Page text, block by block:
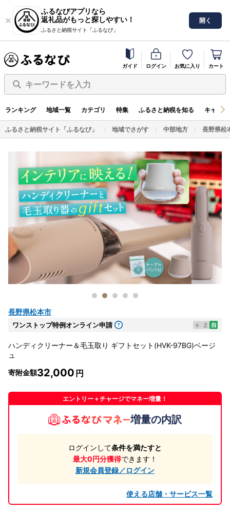
ふるなびアプリなら
返礼品がもっと探しやすい！
ふるさと納税サイト「ふるなび」
開く
ガイド ログイン お気に入り カート
キーワードを入力
ランキング 地域一覧 カテゴリ 特集 ふるさと納税を知る キャン
ふるさと納税サイト「ふるなび」 地域でさがす 中部地方 長野県松
長野県松本市
ワンストップ特例オンライン申請 e ま 自
ハンディクリーナー＆毛玉取り ギフトセット(HVK-97BG)ベージ
ュ
寄附金額32,000
エントリー＋チャージでマネー増量！
増量の内訳
ログインして条件を満たすと
最大0円分獲得できます！
新規会員登録／ログイン
使える店舗・サービス一覧